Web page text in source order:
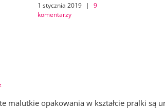
1 stycznia 2019 |
9
komentarzy
malutkie opakowania w kształcie pralki są